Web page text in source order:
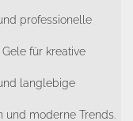
professionelle
für kreative
langlebige
moderne Trends.